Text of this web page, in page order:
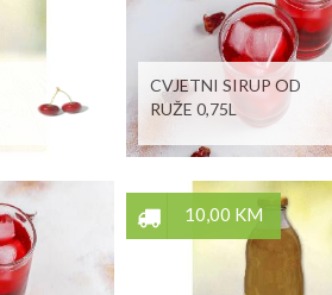
CVJETNI SIRUP OD
RUŽE 0,75L
10,00 KM